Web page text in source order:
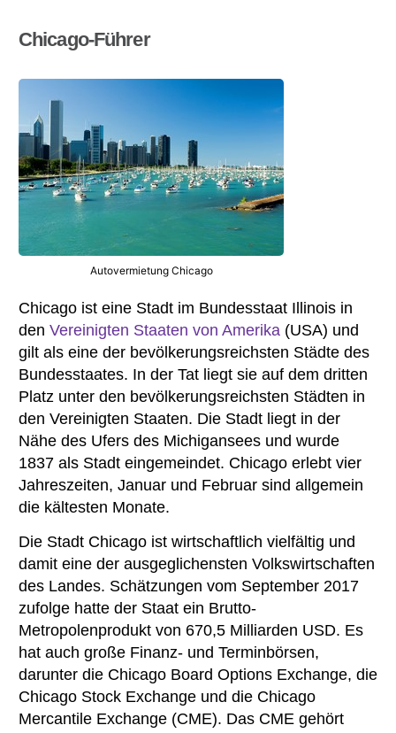
Chicago-Führer
Autovermietung Chicago
Chicago ist eine Stadt im Bundesstaat Illinois in
den Vereinigten Staaten von Amerika (USA) und
gilt als eine der bevölkerungsreichsten Städte des
Bundesstaates. In der Tat liegt sie auf dem dritten
Platz unter den bevölkerungsreichsten Städten in
den Vereinigten Staaten. Die Stadt liegt in der
Nähe des Ufers des Michigansees und wurde
1837 als Stadt eingemeindet. Chicago erlebt vier
Jahreszeiten, Januar und Februar sind allgemein
die kältesten Monate.
Die Stadt Chicago ist wirtschaftlich vielfältig und
damit eine der ausgeglichensten Volkswirtschaften
des Landes. Schätzungen vom September 2017
zufolge hatte der Staat ein Brutto-
Metropolenprodukt von 670,5 Milliarden USD. Es
hat auch große Finanz- und Terminbörsen,
darunter die Chicago Board Options Exchange, die
Chicago Stock Exchange und die Chicago
Mercantile Exchange (CME). Das CME gehört